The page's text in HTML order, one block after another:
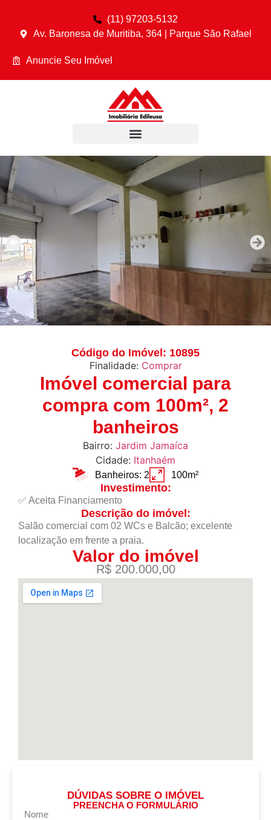
(11) 97203-5132
Av. Baronesa de Muritiba, 364 | Parque São Rafael
Anuncie Seu Imóvel
Código do Imóvel: 10895
Finalidade: Comprar
Imóvel comercial para
compra com 100m², 2
banheiros
Bairro: Jardim Jamaíca
Cidade: Itanhaém
Banheiros: 2 100m²
Investimento:
✅ Aceita Financiamento
Descrição do imóvel:
Salão comercial com 02 WCs e Balcão; excelente
localização em frente a praia.
Valor do imóvel
R$ 200.000,00
DÚVIDAS SOBRE O IMÓVEL
PREENCHA O FORMULÁRIO
Nome